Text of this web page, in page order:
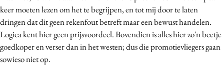
Design
Digital transformation
Diversiteit
Effectiviteit
keer moeten lezen om het te begrijpen, en tot mij door te laten
dringen dat dit geen rekenfout betreft maar een bewust handelen.
Logica kent hier geen prijsvoordeel. Bovendien is alles hier zo'n beetje
goedkoper en verser dan in het westen; dus die promotievliegers gaan
sowieso niet op.